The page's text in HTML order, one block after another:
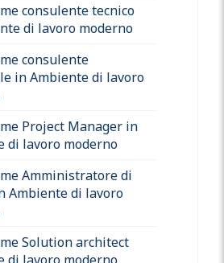
consulente tecnico
di lavoro moderno
consulente
in Ambiente di lavoro
Project Manager in
di lavoro moderno
Amministratore di
Ambiente di lavoro
Solution architect